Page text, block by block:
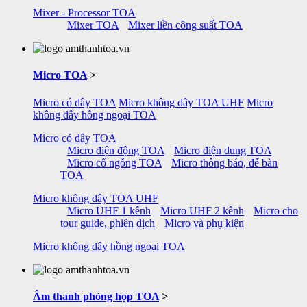
Mixer - Processor TOA
Mixer TOA
Mixer liền công suất TOA
Micro TOA >
Micro có dây TOA Micro không dây TOA UHF Micro
không dây hồng ngoại TOA
Micro có dây TOA
Micro điện động TOA
Micro điện dung TOA
Micro cổ ngỗng TOA
Micro thông báo, để bàn
TOA
Micro không dây TOA UHF
Micro UHF 1 kênh
Micro UHF 2 kênh
Micro cho
tour guide, phiên dịch
Micro và phụ kiện
Micro không dây hồng ngoại TOA
Âm thanh phòng họp TOA >